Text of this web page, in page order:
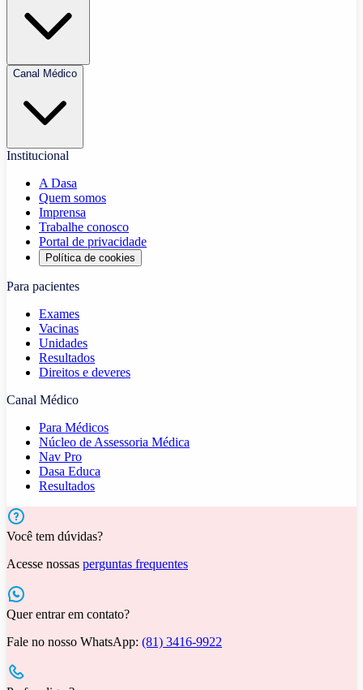
Canal Médico
Institucional
A Dasa
Quem somos
Imprensa
Trabalhe conosco
Portal de privacidade
Política de cookies
Para pacientes
Exames
Vacinas
Unidades
Resultados
Direitos e deveres
Canal Médico
Para Médicos
Núcleo de Assessoria Médica
Nav Pro
Dasa Educa
Resultados
Você tem dúvidas?
Acesse nossas perguntas frequentes
Quer entrar em contato?
Fale no nosso WhatsApp: (81) 3416-9922